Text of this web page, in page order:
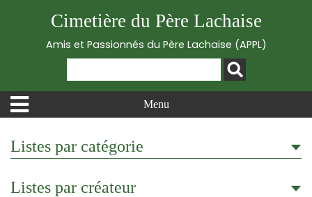
Cimetière du Père Lachaise
Amis et Passionnés du Père Lachaise (APPL)
Menu
Listes par catégorie
Listes par créateur